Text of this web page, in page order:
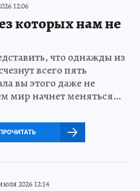
12:06
которых нам не
что однажды из
всего пять
вы этого даже не
мир начнет меняться…
2026 12:14